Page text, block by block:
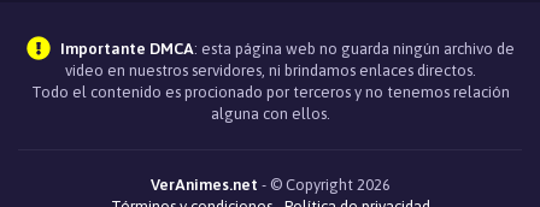
Importante DMCA: esta página web no guarda ningún archivo de
video en nuestros servidores, ni brindamos enlaces directos.
Todo el contenido es procionado por terceros y no tenemos relación
alguna con ellos.
VerAnimes.net - © Copyright 2026